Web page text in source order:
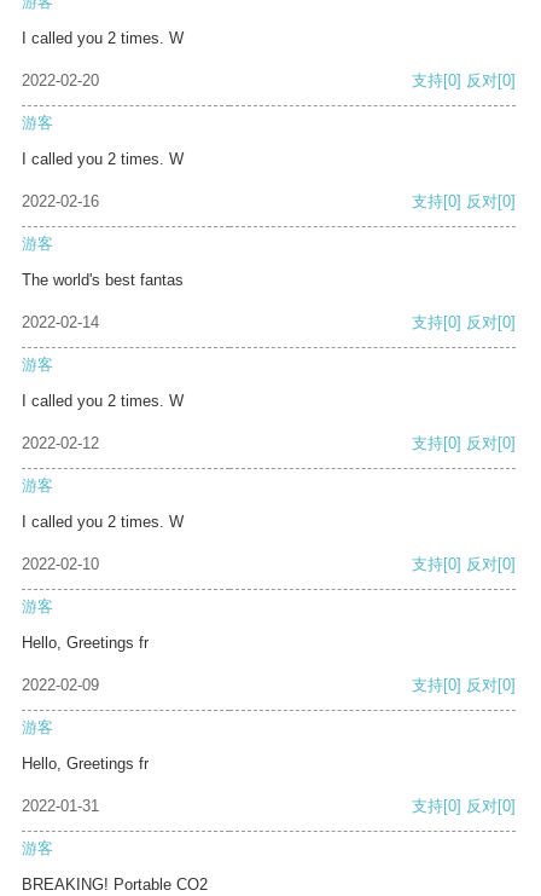
I called you 2 times. W
2022-02-20 支持[0] 反对[0]
游客
I called you 2 times. W
2022-02-16 支持[0] 反对[0]
游客
The world's best fantas
2022-02-14 支持[0] 反对[0]
游客
I called you 2 times. W
2022-02-12 支持[0] 反对[0]
游客
I called you 2 times. W
2022-02-10 支持[0] 反对[0]
游客
Hello, Greetings fr
2022-02-09 支持[0] 反对[0]
游客
Hello, Greetings fr
2022-01-31 支持[0] 反对[0]
游客
BREAKING! Portable CO2